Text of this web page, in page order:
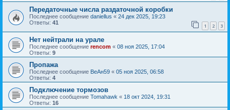
Передаточные числа раздаточной коробки
Последнее сообщение daniellus « 24 дек 2025, 19:23
Ответы: 41 1 2 3
Нет нейтрали на урале
Последнее сообщение rencom « 08 ноя 2025, 17:04
Ответы: 9
Пропажа
Последнее сообщение ВеАн59 « 05 ноя 2025, 06:58
Ответы: 4
Подключение тормозов
Последнее сообщение Tomahawk « 18 окт 2024, 19:31
Ответы: 16